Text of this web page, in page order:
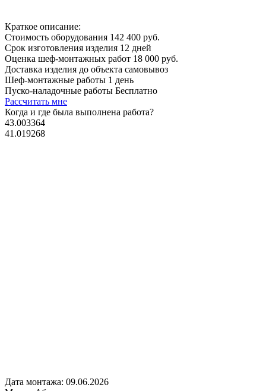
Краткое описание:
Стоимость оборудования 142 400 руб.
Срок изготовления изделия 12 дней
Оценка шеф-монтажных работ 18 000 руб.
Доставка изделия до объекта самовывоз
Шеф-монтажные работы 1 день
Пуско-наладочные работы Бесплатно
Рассчитать мне
Когда и где была выполнена работа?
43.003364
41.019268
Дата монтажа: 09.06.2026